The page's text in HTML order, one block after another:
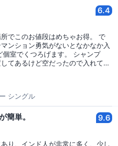
6.4
でこのお値段はめちゃお得。 で
ンション勇気がないとなかなか入
室でくつろげます。 シャンプ
てあるけど空だったので入れても
日ボトルに入れてました。 トイ
ャワーを浴びたらトイレもベタベ
得できるお値段でした。 冒険も
シングル
簡単。 9.6
り、インド人が非常に多く、少し